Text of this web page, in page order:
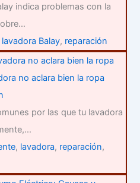
indica problemas con la
lavadora Balay, reparación
no aclara bien la ropa
por las que tu lavadora
, lavadora, reparación,